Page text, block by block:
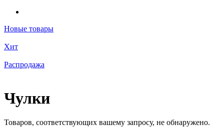
Новые товары
Хит
Распродажа
Чулки
Товаров, соответствующих вашему запросу, не обнаружено.